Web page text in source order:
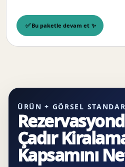
Bu paketle devam et
ÜRÜN + GÖRSEL
Çadır
Kapsamını